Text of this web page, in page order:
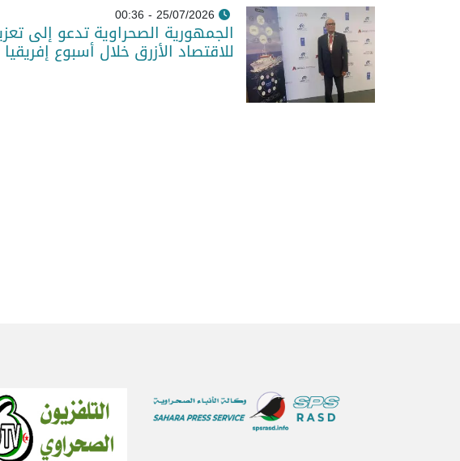
25/07/2026 - 00:36
الجمهورية الصحراوية تدعو إلى
للاقتصاد الأزرق خلال أسبوع